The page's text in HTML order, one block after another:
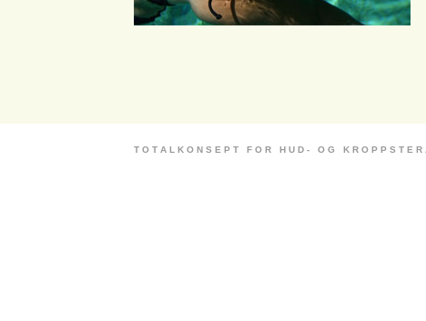
T O T A L K O N S E P T F O R H U D - O G K R O P P S T E